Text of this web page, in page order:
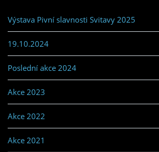
Výstava Pivní slavnosti Svitavy 2025
19.10.2024
Poslední akce 2024
Akce 2023
Akce 2022
Akce 2021